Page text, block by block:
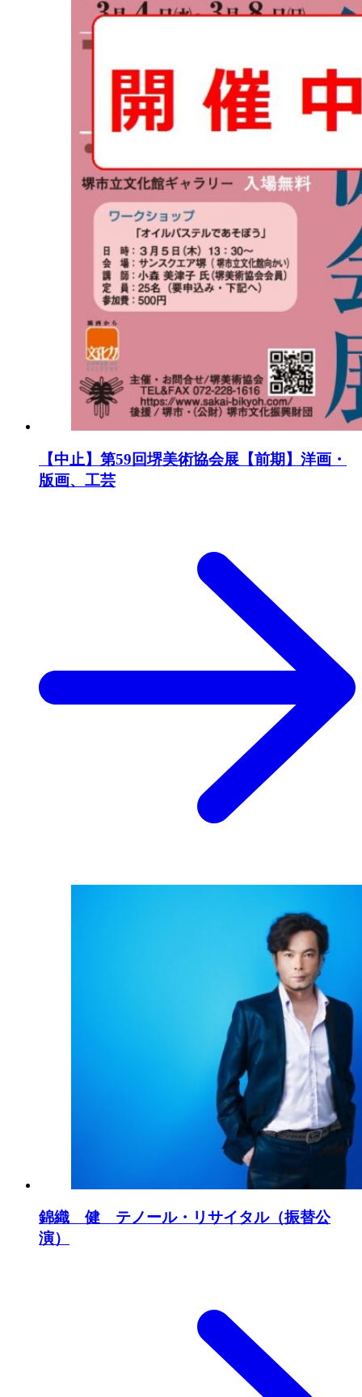
【中止】第59回堺美術協会展【前期】洋画・
版画、工芸
錦織 健 テノール・リサイタル（振替公
演）